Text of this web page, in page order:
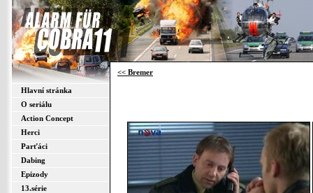
Hlavní stránka
O seriálu
Action Concept
Herci
Parťáci
Dabing
Epizody
13.série
<< Bremer